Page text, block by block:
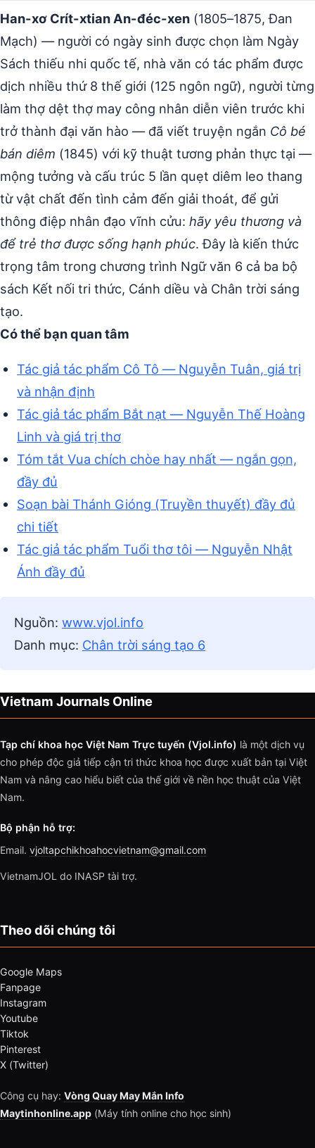
Han-xơ Crít-xtian An-đéc-xen (1805–1875, Đan
Mạch) — người có ngày sinh được chọn làm Ngày
Sách thiếu nhi quốc tế, nhà văn có tác phẩm được
dịch nhiều thứ 8 thế giới (125 ngôn ngữ), người từng
làm thợ dệt thợ may công nhân diễn viên trước khi
trở thành đại văn hào — đã viết truyện ngắn Cô bé
bán diêm (1845) với kỹ thuật tương phản thực tại —
mộng tưởng và cấu trúc 5 lần quẹt diêm leo thang
từ vật chất đến tình cảm đến giải thoát, để gửi
thông điệp nhân đạo vĩnh cửu: hãy yêu thương và
để trẻ thơ được sống hạnh phúc. Đây là kiến thức
trọng tâm trong chương trình Ngữ văn 6 cả ba bộ
sách Kết nối tri thức, Cánh diều và Chân trời sáng
tạo.
Có thể bạn quan tâm
Tác giả tác phẩm Cô Tô — Nguyễn Tuân, giá trị
và nhận định
Tác giả tác phẩm Bắt nạt — Nguyễn Thế Hoàng
Linh và giá trị thơ
Tóm tắt Vua chích chòe hay nhất — ngắn gọn,
đầy đủ
Soạn bài Thánh Gióng (Truyền thuyết) đầy đủ
chi tiết
Tác giả tác phẩm Tuổi thơ tôi — Nguyễn Nhật
Ánh đầy đủ
Nguồn: www.vjol.info
Danh mục: Chân trời sáng tạo 6
Vietnam Journals Online
Tạp chí khoa học Việt Nam Trực tuyến (Vjol.info) là một dịch vụ
cho phép độc giả tiếp cận tri thức khoa học được xuất bản tại Việt
Nam và nâng cao hiểu biết của thế giới về nền học thuật của Việt
Nam.
Bộ phận hỗ trợ:
Email. vjoltapchikhoahocvietnam@gmail.com
VietnamJOL do INASP tài trợ.
Theo dõi chúng tôi
Google Maps
Fanpage
Instagram
Youtube
Tiktok
Pinterest
X (Twitter)
Công cụ hay: Vòng Quay May Mắn Info
Maytinhonline.app (Máy tính online cho học sinh)